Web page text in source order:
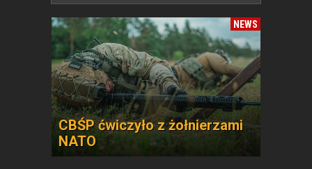
NEWS
CBŚP ćwiczyło z żołnierzami
NATO